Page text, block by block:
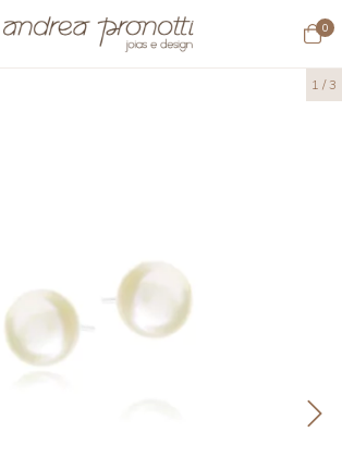
0
1 /3